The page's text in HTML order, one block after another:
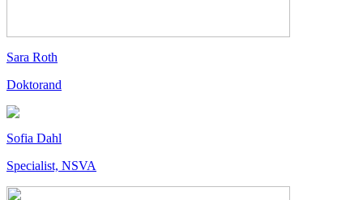
Sara Roth
Doktorand
Sofia Dahl
Specialist, NSVA